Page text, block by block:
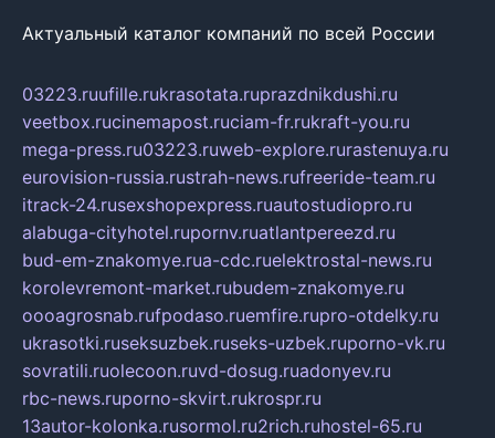
Актуальный каталог компаний по всей России
03223.ruufille.rukrasotata.ruprazdnikdushi.ru
veetbox.rucinemapost.ruciam-fr.rukraft-you.ru
mega-press.ru03223.ruweb-explore.rurastenuya.ru
eurovision-russia.rustrah-news.rufreeride-team.ru
itrack-24.rusexshopexpress.ruautostudiopro.ru
alabuga-cityhotel.rupornv.ruatlantpereezd.ru
bud-em-znakomye.rua-cdc.ruelektrostal-news.ru
korolevremont-market.rubudem-znakomye.ru
oooagrosnab.rufpodaso.ruemfire.rupro-otdelky.ru
ukrasotki.ruseksuzbek.ruseks-uzbek.ruporno-vk.ru
sovratili.ruolecoon.ruvd-dosug.ruadonyev.ru
rbc-news.ruporno-skvirt.rukrospr.ru
13autor-kolonka.rusormol.ru2rich.ruhostel-65.ru